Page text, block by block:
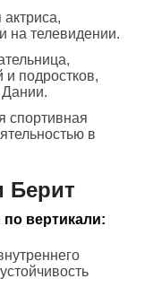
на телевидении.
и подростков,
спортивная
в
Берит
вертикали: